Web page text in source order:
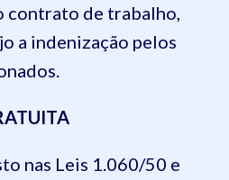
contrato de trabalho,
a indenização pelos
nas Leis 1.060/50 e